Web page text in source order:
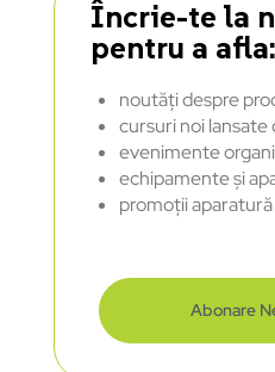
Încrie-te la
pentru a afla:
noutăți despre
cursuri noi lansate
evenimente
echipamente și
promoții
Abonare